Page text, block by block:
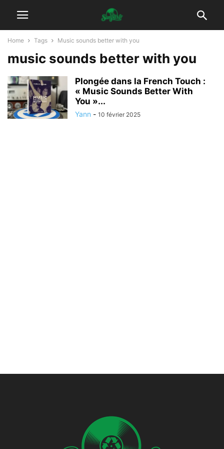
Home Tags Music sounds better with you
music sounds better with you
Plongée dans la French Touch :
« Music Sounds Better With
You »...
Yann - 10 février 2025